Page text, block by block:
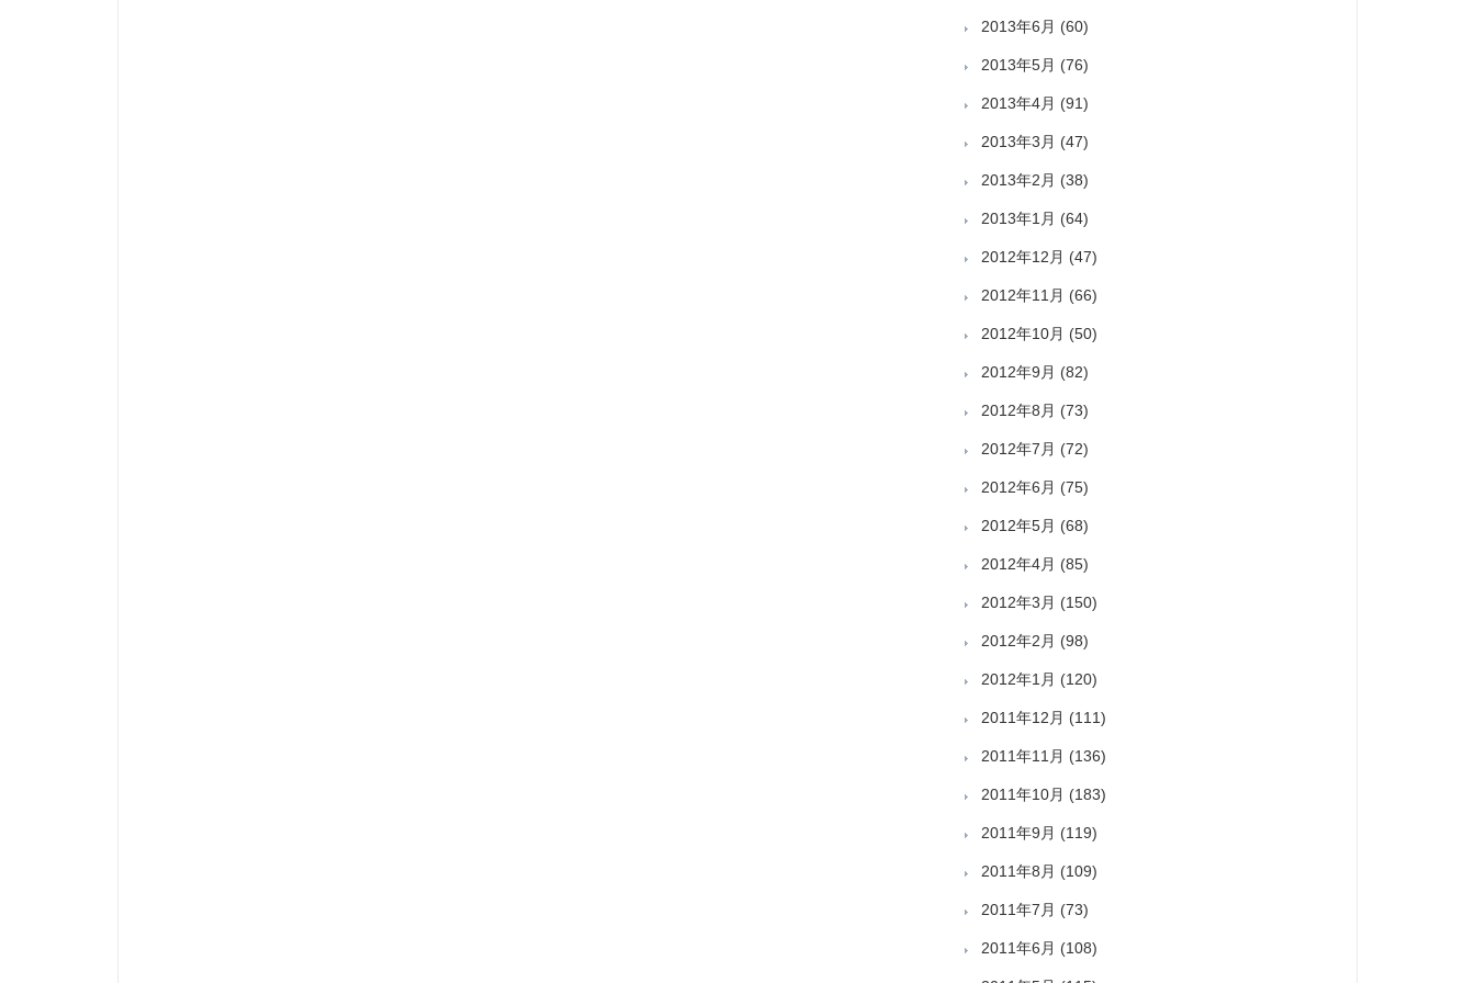
2013年6月 (60)
2013年5月 (76)
2013年4月 (91)
2013年3月 (47)
2013年2月 (38)
2013年1月 (64)
2012年12月 (47)
2012年11月 (66)
2012年10月 (50)
2012年9月 (82)
2012年8月 (73)
2012年7月 (72)
2012年6月 (75)
2012年5月 (68)
2012年4月 (85)
2012年3月 (150)
2012年2月 (98)
2012年1月 (120)
2011年12月 (111)
2011年11月 (136)
2011年10月 (183)
2011年9月 (119)
2011年8月 (109)
2011年7月 (73)
2011年6月 (108)